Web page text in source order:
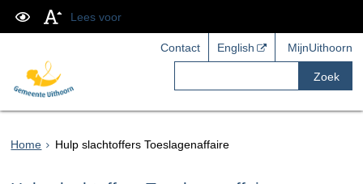
Lees voor
Contact English MijnUithoorn
Zoek
Home Hulp slachtoffers Toeslagenaffaire